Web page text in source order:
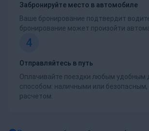
Забронируйте место в автомобиле
Ваше бронирование подтвердит
бронирование может произойти
4
Отправляйтесь в путь
Оплачивайте поездки любым удобным
способом: наличными или
расчетом.